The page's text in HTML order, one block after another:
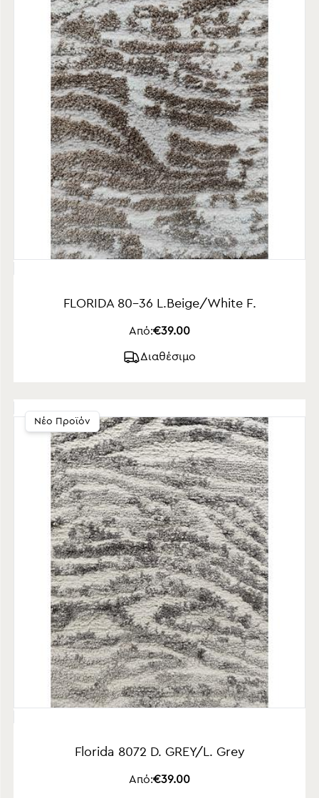
FLORIDA 80-36 L.Beige/White F.
Από:€39.00
Διαθέσιμο
Νέο Προϊόν
Florida 8072 D. GREY/L. Grey
Από:€39.00